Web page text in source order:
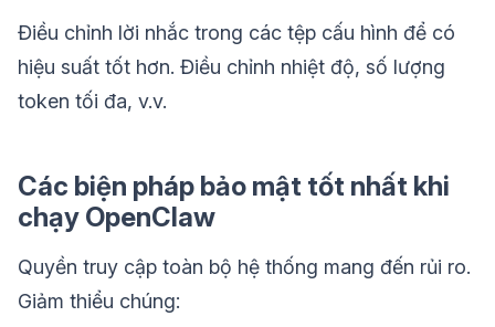
Điều chỉnh lời nhắc trong các tệp cấu hình để có
hiệu suất tốt hơn. Điều chỉnh nhiệt độ, số lượng
token tối đa, v.v.
Các biện pháp bảo mật tốt nhất khi
chạy OpenClaw
Quyền truy cập toàn bộ hệ thống mang đến rủi ro.
Giảm thiểu chúng: